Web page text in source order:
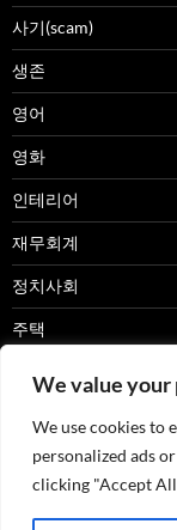
We value
We use cookies to
personalized ads
clicking "Accept
사기(scam)
생존
영어
영화
인테리어
재무회계
정치사회
주택
한글